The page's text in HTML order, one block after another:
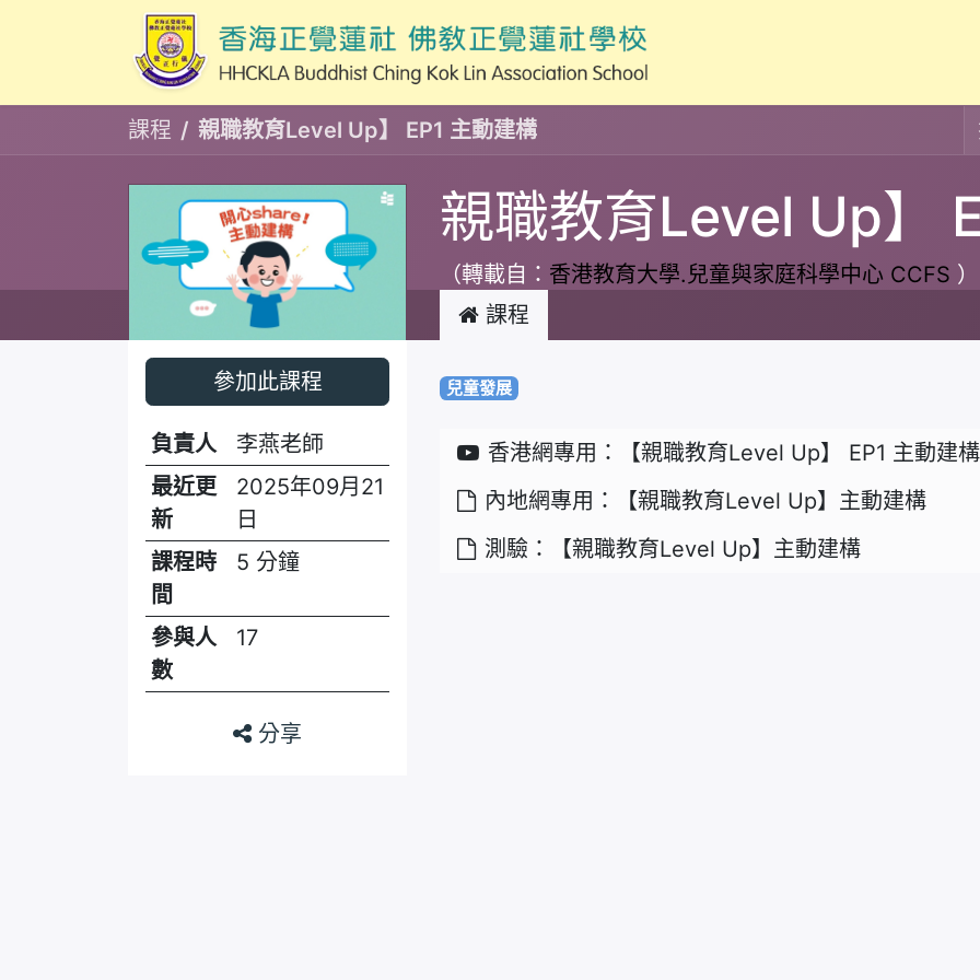
課程 親職教育Level Up】 EP1 主動建構
親職教育Level Up】
（轉載自： 香港教育大學.兒童與家庭科學中心 CCFS ）
參加此課程
負責人
李燕老師
最近更
新
2025年09月21
日
課程時
間
5 分鐘
參與人
數
17
分享
課程
兒童發展
香港網專用：【親職教育Level Up】 EP1 主動建構
內地網專用：【親職教育Level Up】主動建構
測驗：【親職教育Level Up】主動建構